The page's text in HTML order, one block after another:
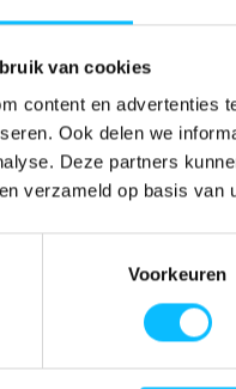
van cookies
content en advertenties
Ook delen we
Deze partners
verzameld op basis van
Voorkeuren
de pijpen en in het